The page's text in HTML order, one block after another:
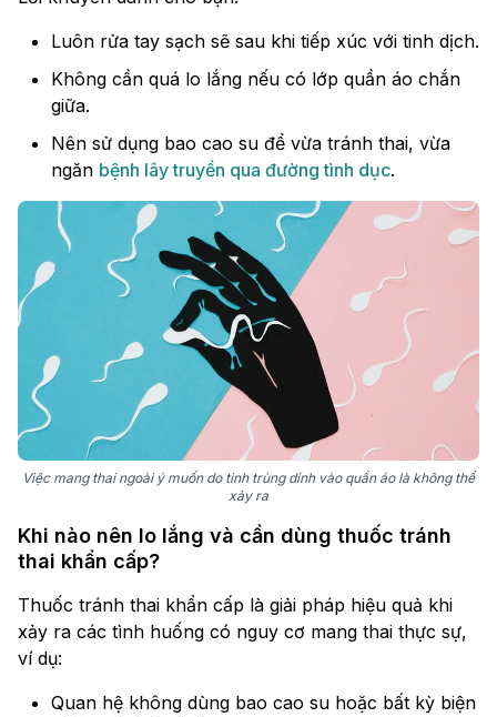
Luôn rửa tay sạch sẽ sau khi tiếp xúc với tinh dịch.
Không cần quá lo lắng nếu có lớp quần áo chắn
giữa.
Nên sử dụng bao cao su để vừa tránh thai, vừa
ngăn bệnh lây truyền qua đường tình dục.
Việc mang thai ngoài ý muốn do tinh trùng dính vào quần áo là không thể
xảy ra
Khi nào nên lo lắng và cần dùng thuốc tránh
thai khẩn cấp?
Thuốc tránh thai khẩn cấp là giải pháp hiệu quả khi
xảy ra các tình huống có nguy cơ mang thai thực sự,
ví dụ:
Quan hệ không dùng bao cao su hoặc bất kỳ biện